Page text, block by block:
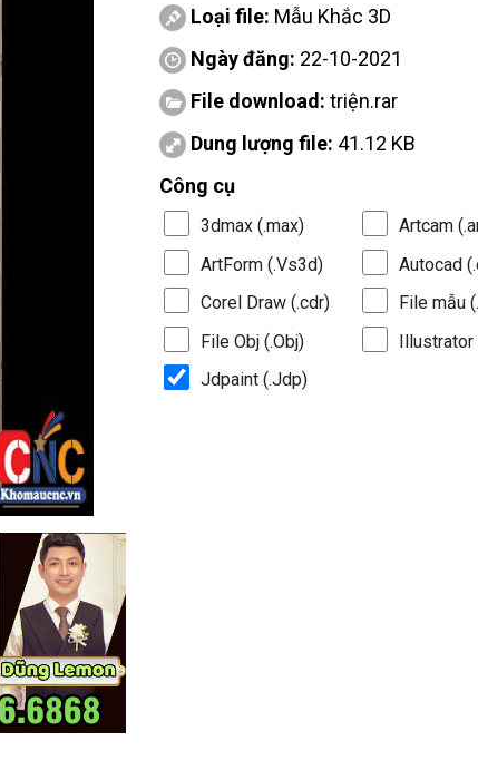
Loại file: Mẫu Khắc 3D
Ngày đăng: 22-10-2021
File download: triện.rar
Dung lượng file: 41.12 KB
Công cụ
3dmax (.max)
Artcam
ArtForm (.Vs3d)
Autocad
Corel Draw (.cdr)
File mẫu
File Obj (.Obj)
Illustrator
Jdpaint (.Jdp)